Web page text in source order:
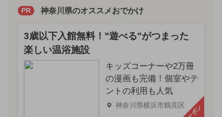
PR 神奈川県のオススメおでかけ
3歳以下入館無料！"遊べる"がつまった
楽しい温浴施設
キッズコーナーや2万冊
の漫画も完備！個室やテ
ントの利用も人気
神奈川県横浜市鶴見区